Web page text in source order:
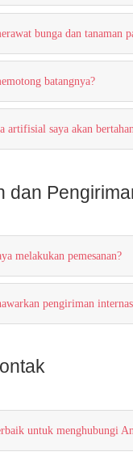
bunga dan tanaman
batangnya?
artifisial saya akan
dan
melakukan pemesanan?
pengiriman
untuk menghubungi